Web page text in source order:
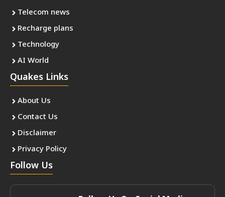
Telecom news
Recharge plans
Technology
AI World
Quakes Links
About Us
Contact Us
Disclaimer
Privacy Policy
Follow Us